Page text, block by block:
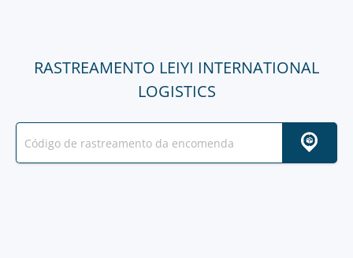
RASTREAMENTO LEIYI INTERNATIONAL
LOGISTICS